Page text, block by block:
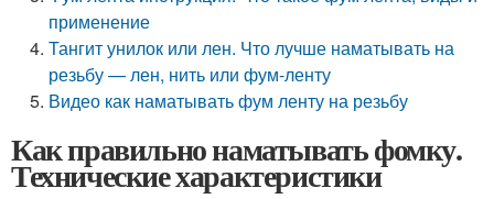
применение
Тангит унилок или лен. Что лучше наматывать на
резьбу — лен, нить или фум-ленту
Видео как наматывать фум ленту на резьбу
Как правильно наматывать фомку.
Технические характеристики